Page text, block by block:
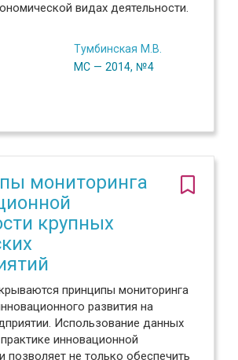
видах деятельности.
Тумбинская М.В.
МС — 2014, №4
мониторинга
крупных
принципы мониторинга
развития на
Использование данных
инновационной
позволяет не только обеспечить